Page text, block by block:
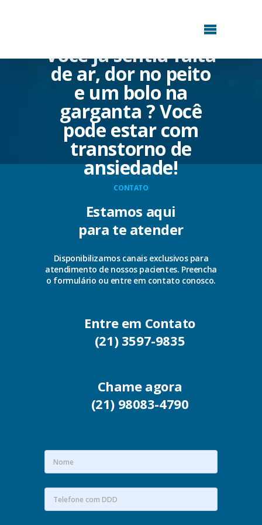
Você já sentiu falta
de ar, dor no peito
e um bolo na
garganta ? Você
pode estar com
transtorno de
ansiedade!
CONTATO
Estamos aqui
para te atender
Disponibilizamos canais exclusivos para
atendimento de nossos pacientes. Preencha
o formulário ou entre em contato conosco.
Entre em Contato
(21) 3597-9835
Chame agora
(21) 98083-4790